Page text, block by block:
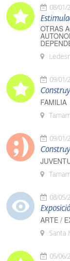
08/01/
OTRAS
09/01/
FAMILIA
09/01/
08/05/
ARTE /
Santa
05/06/